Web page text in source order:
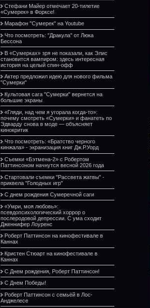
Стефани Майер отмечает 20-тилетие
«Сумерек» в Форксе!
Марафон "Сумерек" на Youtube
Что посмотреть: "Дракула" от Люка
Бессона
В «Сумерках» зря не показали, как Элис
становится вампиром: здесь интересная
история на целый спин-офф
Актер предложил идею для нового фильма
"Сумерки"
Культовая сага "Сумерки" вернется на
большие экраны
«Гляди, над чем я угорала когда-то»:
почему смотреть «Сумерки» и фанатеть по
Эдварду снова в моде — объясняет
кинокритик
Что посмотреть: «Братство черного
кинжала» - экранизация книг Дж.Р.Уорд
Съемки «Бэтмена-2» с Робертом
Паттинсоном начнутся весной 2026 года
Стартовали съемки "Рассвета жатвы" -
приквела "Голодных игр"
С днем рождения Сумеречной саги
«Умри, моя любовь»:
псевдопсихологический хоррор о
послеродовой депрессии. С ума сходит
Дженнифер Лоуренс
Роберт Паттинсон на кинофестивале в
Каннах
Кристен Стюарт на кинофестивале в
Каннах
С Днем рождения, Роберт Паттинсон!
С Днем Победы!
Роберт Паттинсон с семьёй в Лос-
Анджелесе